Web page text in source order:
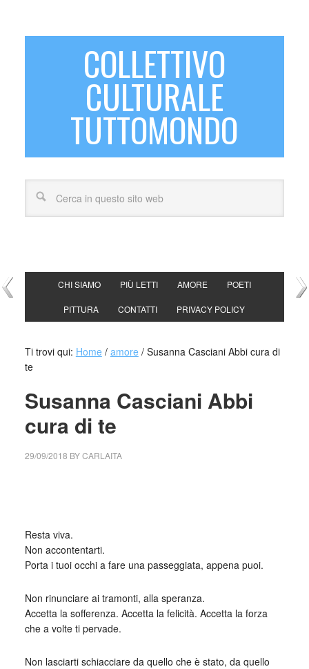
COLLETTIVO
CULTURALE
TUTTOMONDO
CHI SIAMO PIÙ LETTI AMORE POETI
PITTURA CONTATTI PRIVACY POLICY
Ti trovi qui: Home / amore /Susanna Casciani Abbi cura di
te
Susanna Casciani Abbi
cura di te
29/09/2018 BYCARLAITA
Resta viva.
Non accontentarti.
Porta i tuoi occhi a fare una passeggiata, appena puoi.
Non rinunciare ai tramonti, alla speranza.
Accetta la sofferenza. Accetta la felicità. Accetta la forza
che a volte ti pervade.
Non lasciarti schiacciare da quello che è stato, da quello